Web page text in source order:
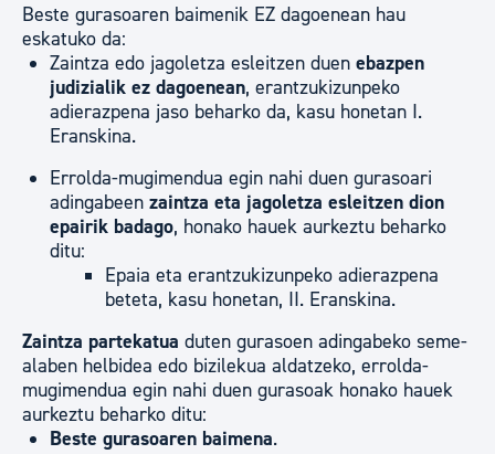
Beste gurasoaren baimenik EZ dagoenean hau
eskatuko da:
Zaintza edo jagoletza esleitzen duen ebazpen
judizialik ez dagoenean, erantzukizunpeko
adierazpena jaso beharko da, kasu honetan I.
Eranskina.
Errolda-mugimendua egin nahi duen gurasoari
adingabeen zaintza eta jagoletza esleitzen dion
epairik badago, honako hauek aurkeztu beharko
ditu:
Epaia eta erantzukizunpeko adierazpena
beteta, kasu honetan, II. Eranskina.
Zaintza partekatua duten gurasoen adingabeko seme-
alaben helbidea edo bizilekua aldatzeko, errolda-
mugimendua egin nahi duen gurasoak honako hauek
aurkeztu beharko ditu:
Beste gurasoaren baimena.